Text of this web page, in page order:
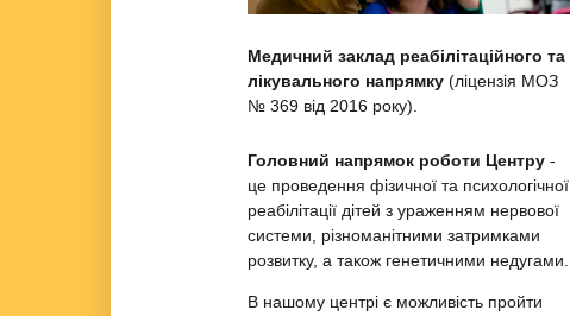
Медичний заклад реабілітаційного та
лікувального напрямку (ліцензія МОЗ
№ 369 від 2016 року).
Головний напрямок роботи Центру -
це проведення фізичної та психологічної
реабілітації дітей з ураженням нервової
системи, різноманітними затримками
розвитку, а також генетичними недугами.
В нашому центрі є можливість пройти